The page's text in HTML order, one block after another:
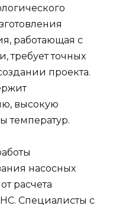
работающая с
требует точных
проекта.
высокую
температур.
насосных
расчета
Специалисты с